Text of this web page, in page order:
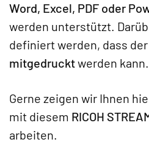
Word, Excel, PDF oder
werden unterstützt.
definiert werden, dass der
mitgedrucktwerden kann.
Gerne zeigen wir Ihnen
mit diesem RICOH
arbeiten.